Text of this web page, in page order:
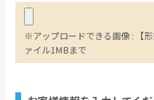
※アップロードできる画像 : 【
ァイル1MBまで